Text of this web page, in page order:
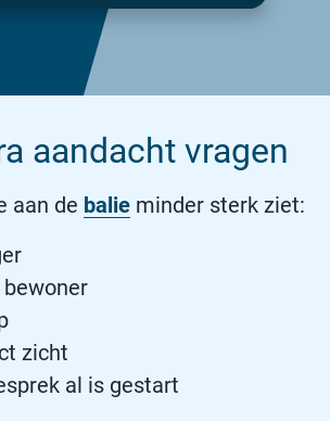
aandacht vragen
aan de balie minder sterk ziet:
zicht
al is gestart